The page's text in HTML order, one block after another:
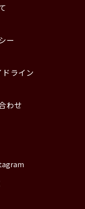
ー
ドライン
わせ